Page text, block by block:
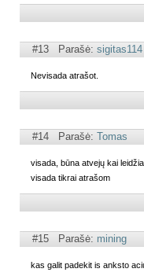
#13 Parašė: sigitas114
Nevisada atrašot.
#14 Parašė: Tomas
visada, būna atvejų kai
visada tikrai atrašom
#15 Parašė: mining
kas galit padekit is anksto